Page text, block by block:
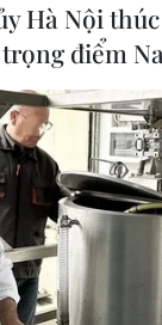
Hà Nội
điểm